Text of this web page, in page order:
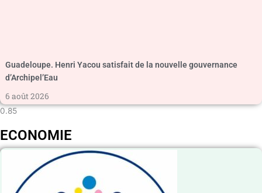
Guadeloupe. Henri Yacou satisfait de la nouvelle gouvernance
d’Archipel’Eau
6 août 2026
ECONOMIE